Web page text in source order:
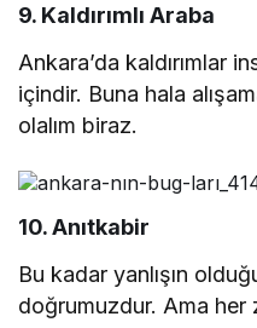
9. Kaldırımlı Araba
Ankara’da kaldırımlar
içindir. Buna hala
olalım biraz.
10. Anıtkabir
Bu kadar yanlışın
doğrumuzdur. Ama her